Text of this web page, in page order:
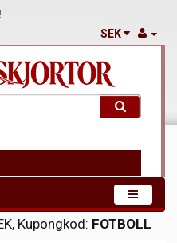
SEK
Kupongkod: FOTBOLL